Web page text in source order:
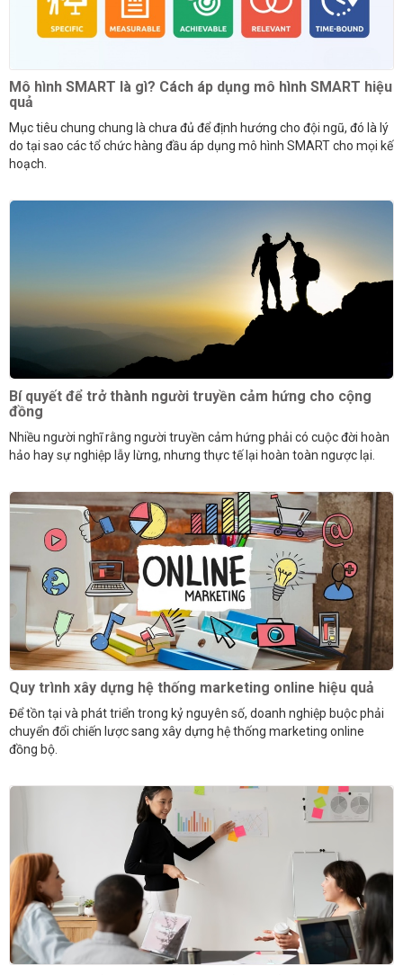
Mô hình SMART là gì? Cách áp dụng mô hình SMART hiệu
quả
Mục tiêu chung chung là chưa đủ để định hướng cho đội ngũ, đó là lý
do tại sao các tổ chức hàng đầu áp dụng mô hình SMART cho mọi kế
hoạch.
Bí quyết để trở thành người truyền cảm hứng cho cộng
đồng
Nhiều người nghĩ rằng người truyền cảm hứng phải có cuộc đời hoàn
hảo hay sự nghiệp lẫy lừng, nhưng thực tế lại hoàn toàn ngược lại.
Quy trình xây dựng hệ thống marketing online hiệu quả
Để tồn tại và phát triển trong kỷ nguyên số, doanh nghiệp buộc phải
chuyển đổi chiến lược sang xây dựng hệ thống marketing online
đồng bộ.